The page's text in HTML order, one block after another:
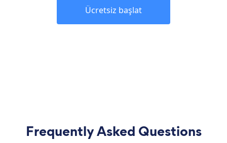
Ücretsiz başlat
Frequently Asked Questions